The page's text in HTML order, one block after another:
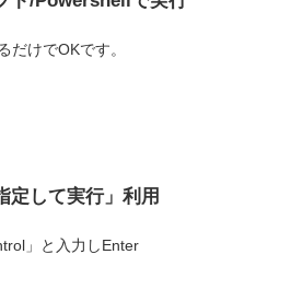
だけでOKです。
定して実行」利用
」と入力しEnter